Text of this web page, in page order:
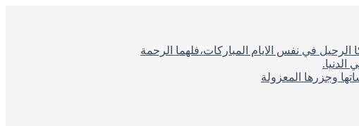
في نفس الايام المباركات،فلهما الرحمة
وجزرها المعزولة